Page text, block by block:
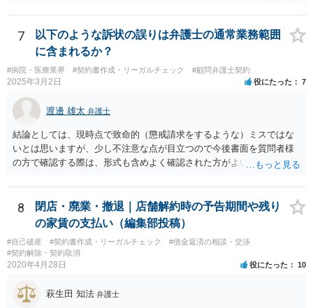
るリスクがあり得ると思います。 もし事業所閉鎖になった場合には損
害が大きくなりますので，注意が必要ですね。
7
以下のような訴状の誤りは弁護士の通常業務範囲
に含まれるか？
#病院・医療業界 #契約書作成・リーガルチェック #顧問弁護士契約
2025年3月2日 役にたった 7
渡邊 雄太 弁護士
結論としては、現時点で致命的（懲戒請求をするような）ミスではな
いとは思いますが、少し不注意な点が目立つので今後書面を質問者様
の方で確認する際は、形式も含めよく確認された方がよいと思われま
正 →のぞましくはないですが、時たまあるものと存じます。 通常は、
弁護士が起案 Ⅰ依頼者に内容の確認 Ⅱ弁護士が誤字脱字等を確認 Ⅲ
念のため事務員が確認 Ⅳ提出 の流れになりますので、どこかの段階で
気が付くことが多いです。仮処分等緊急性が高い案件では提出時に裁
判所窓口で修正して受理してもらうということはありますので、その
場合は責められない部分もあるかと思います。 ②証拠である薬品名を
うね。よくわからないならば弁護士としては依頼者にこちらの薬品で
よいですかと聞くべきではあると思います。他のミスに比してこれは
8
閉店・廃業・撤退｜店舗解約時の予告期間や残り
の家賃の支払い（編集部投稿）
#自己破産 #契約書作成・リーガルチェック
#借金返済の相談・交渉
#契約解除・契約取消
2020年4月28日 役にたった 10
萩生田 知法 弁護士